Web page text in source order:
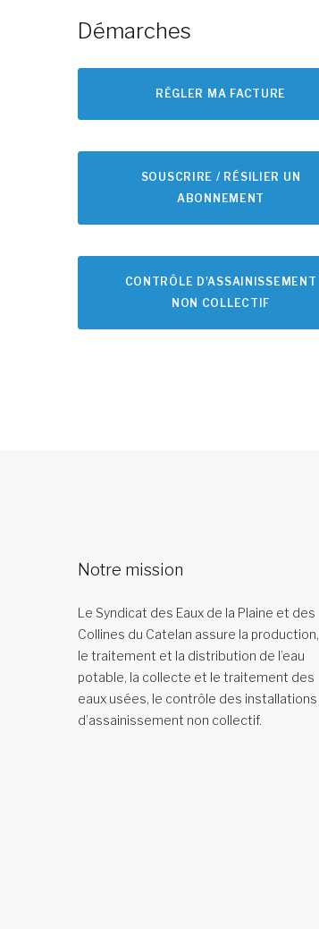
Démarches
RÉGLER MA FACTURE
SOUSCRIRE / RÉSILIER UN
ABONNEMENT
CONTRÔLE D'ASSAINISSEMENT
NON COLLECTIF
Notre mission
Le Syndicat des Eaux de la Plaine et des
Collines du Catelan assure la production,
le traitement et la distribution de l’eau
potable, la collecte et le traitement des
eaux usées, le contrôle des installations
d’assainissement non collectif.